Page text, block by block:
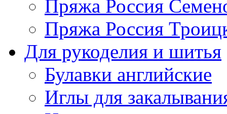
Пряжа Россия
Пряжа Россия
Для рукоделия и шитья
Булавки английские
Иглы для